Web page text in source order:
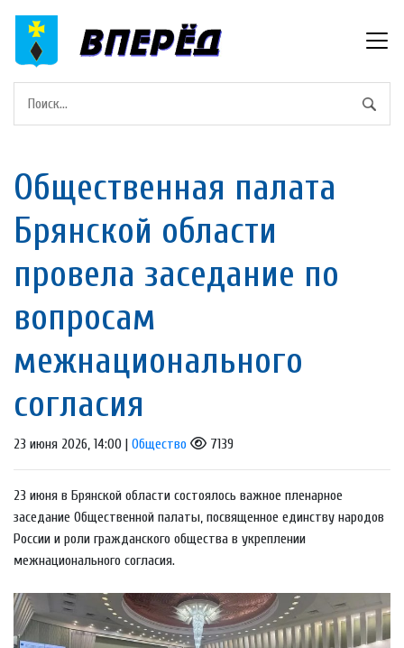
Общественная палата
Брянской области
провела заседание по
вопросам
межнационального
согласия
23 июня 2026, 14:00 | Общество 7139
23 июня в Брянской области состоялось важное пленарное
заседание Общественной палаты, посвященное единству народов
России и роли гражданского общества в укреплении
межнационального согласия.